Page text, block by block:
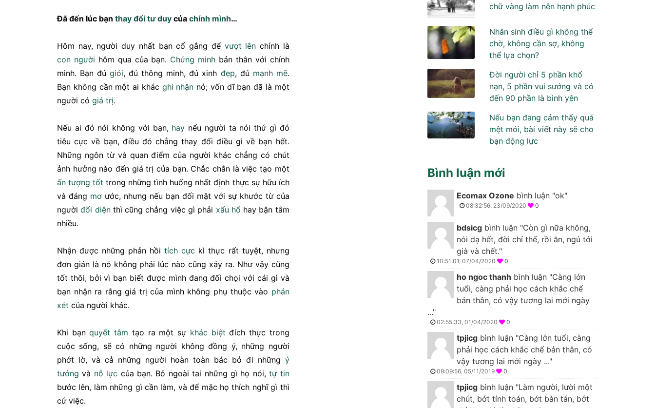
Đã đến lúc bạn thay đổi tư duy của chính mình…
Hôm nay, người duy nhất bạn cố gắng để vượt lên chính là
con người hôm qua của bạn. Chứng minh bản thân với chính
mình. Bạn đủgiỏi, đủ thông minh, đủ xinh đẹp, đủ mạnh mẽ.
Bạn không cần một ai khác ghi nhận nó; vốn dĩ bạn đã là một
người có giá trị.
Nếu ai đó nói không với bạn, hay nếu người ta nói thứ gì đó
tiêu cực về bạn, điều đó chẳng thay đổi điều gì về bạn hết.
Những ngôn từ và quan điểm của người khác chẳng có chút
ảnh hưởng nào đến giá trị của bạn. Chắc chắn là việc tạo một
ấn tượng tốt trong những tình huống nhất định thực sự hữu ích
và đáng mơước, nhưng nếu bạn đối mặt với sự khước từ của
ngườiđối diệnthì cũng chẳng việc gì phải xấu hổ hay bận tâm
nhiều.
Nhận được những phản hồitích cực kì thực rất tuyệt, nhưng
đơn giản là nó không phải lúc nào cũng xảy ra. Như vậy cũng
tốt thôi, bởi vì bạn biết được mình đang đối chọi với cái gì và
bạn nhận ra rằng giá trị của mình không phụ thuộc vào phán
xét của người khác.
Khi bạnquyết tâm tạo ra một sự khác biệt đích thực trong
cuộc sống, sẽ có những người không đồng ý, những người
phớt lờ, và cả những người hoàn toàn bác bỏ đi những ý
tưởng và nỗ lực của bạn. Bỏ ngoài tai những gì họ nói,tự tin
bước lên, làm những gì cần làm, và để mặc họ thích nghĩ gì thì
cứ việc.
chữ vàng làm nên hạnh phúc
Nhân sinh điều gì không thể
chờ, không cần sợ, không
thể lựa chọn?
Đời người chỉ 5 phần khổ
nạn, 5 phần vui sướng và có
đến 90 phần là bình yên
Nếu bạn đang cảm thấy quá
mệt mỏi, bài viết này sẽ cho
bạn động lực
Bình luận mới
Ecomax Ozone bình luận "ok"
08:32:56, 23/09/2020 0
bdsicg bình luận "Còn gì nữa không,
nói dạ hết, đời chỉ thế, rồi ăn, ngủ tới
già và chết."
10:51:01, 07/04/2020 0
ho ngoc thanh bình luận "Càng lớn
tuổi, càng phải học cách khắc chế
bản thân, có vậy tương lai mới ngày
..."
02:55:33, 01/04/2020 0
tpjicg bình luận "Càng lớn tuổi, càng
phải học cách khắc chế bản thân, có
vậy tương lai mới ngày ..."
09:09:56, 05/11/2019 0
tpjicg bình luận "Làm người, lười một
chút, bớt tính toán, bớt bàn tán, bớt